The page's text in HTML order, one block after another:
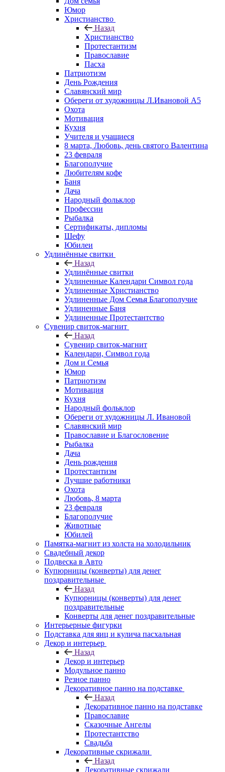
Юмор
Христианство
Назад
Христианство
Протестантизм
Православие
Пасха
Патриотизм
День Рождения
Славянский мир
Обереги от художницы Л.Ивановой А5
Охота
Мотивация
Кухня
Учителя и учащиеся
8 марта, Любовь, день святого Валентина
23 февраля
Благополучие
Любителям кофе
Баня
Дача
Народный фольклор
Профессии
Рыбалка
Сертификаты, дипломы
Шефу
Юбилеи
Удлинённые свитки
Назад
Удлинённые свитки
Удлиненные Календари Символ года
Удлиненные Христианство
Удлиненные Дом Семья Благополучие
Удлиненные Баня
Удлиненные Протестантство
Сувенир свиток-магнит
Назад
Сувенир свиток-магнит
Календари, Символ года
Дом и Семья
Юмор
Патриотизм
Мотивация
Кухня
Народный фольклор
Обереги от художницы Л. Ивановой
Славянский мир
Православие и Благословение
Рыбалка
Дача
День рождения
Протестантизм
Лучшие работники
Охота
Любовь, 8 марта
23 февраля
Благополучие
Животные
Юбилей
Памятка-магнит из холста на холодильник
Свадебный декор
Подвеска в Авто
Купюрницы (конверты) для денег
поздравительные
Назад
Купюрницы (конверты) для денег
поздравительные
Конверты для денег поздравительные
Интерьерные фигурки
Подставка для яиц и кулича пасхальная
Декор и интерьер
Назад
Декор и интерьер
Модульное панно
Резное панно
Декоративное панно на подставке
Назад
Декоративное панно на подставке
Православие
Сказочные Ангелы
Протестантство
Свадьба
Декоративные скрижали
Назад
Декоративные скрижали